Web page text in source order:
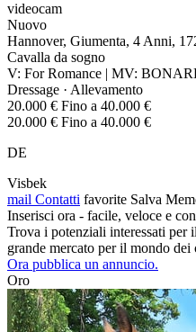
videocam
Nuovo
Hannover, Giumenta, 4 Anni,
Cavalla da sogno
V: For Romance | MV:
Dressage · Allevamento
20.000 € Fino a 40.000 €
20.000 € Fino a 40.000 €
DE
Visbek
mail Contatti favorite Salva
Inserisci ora - facile, veloce e
Trova i potenziali interessati per
grande mercato per il mondo
Ora pubblica un annuncio.
Oro